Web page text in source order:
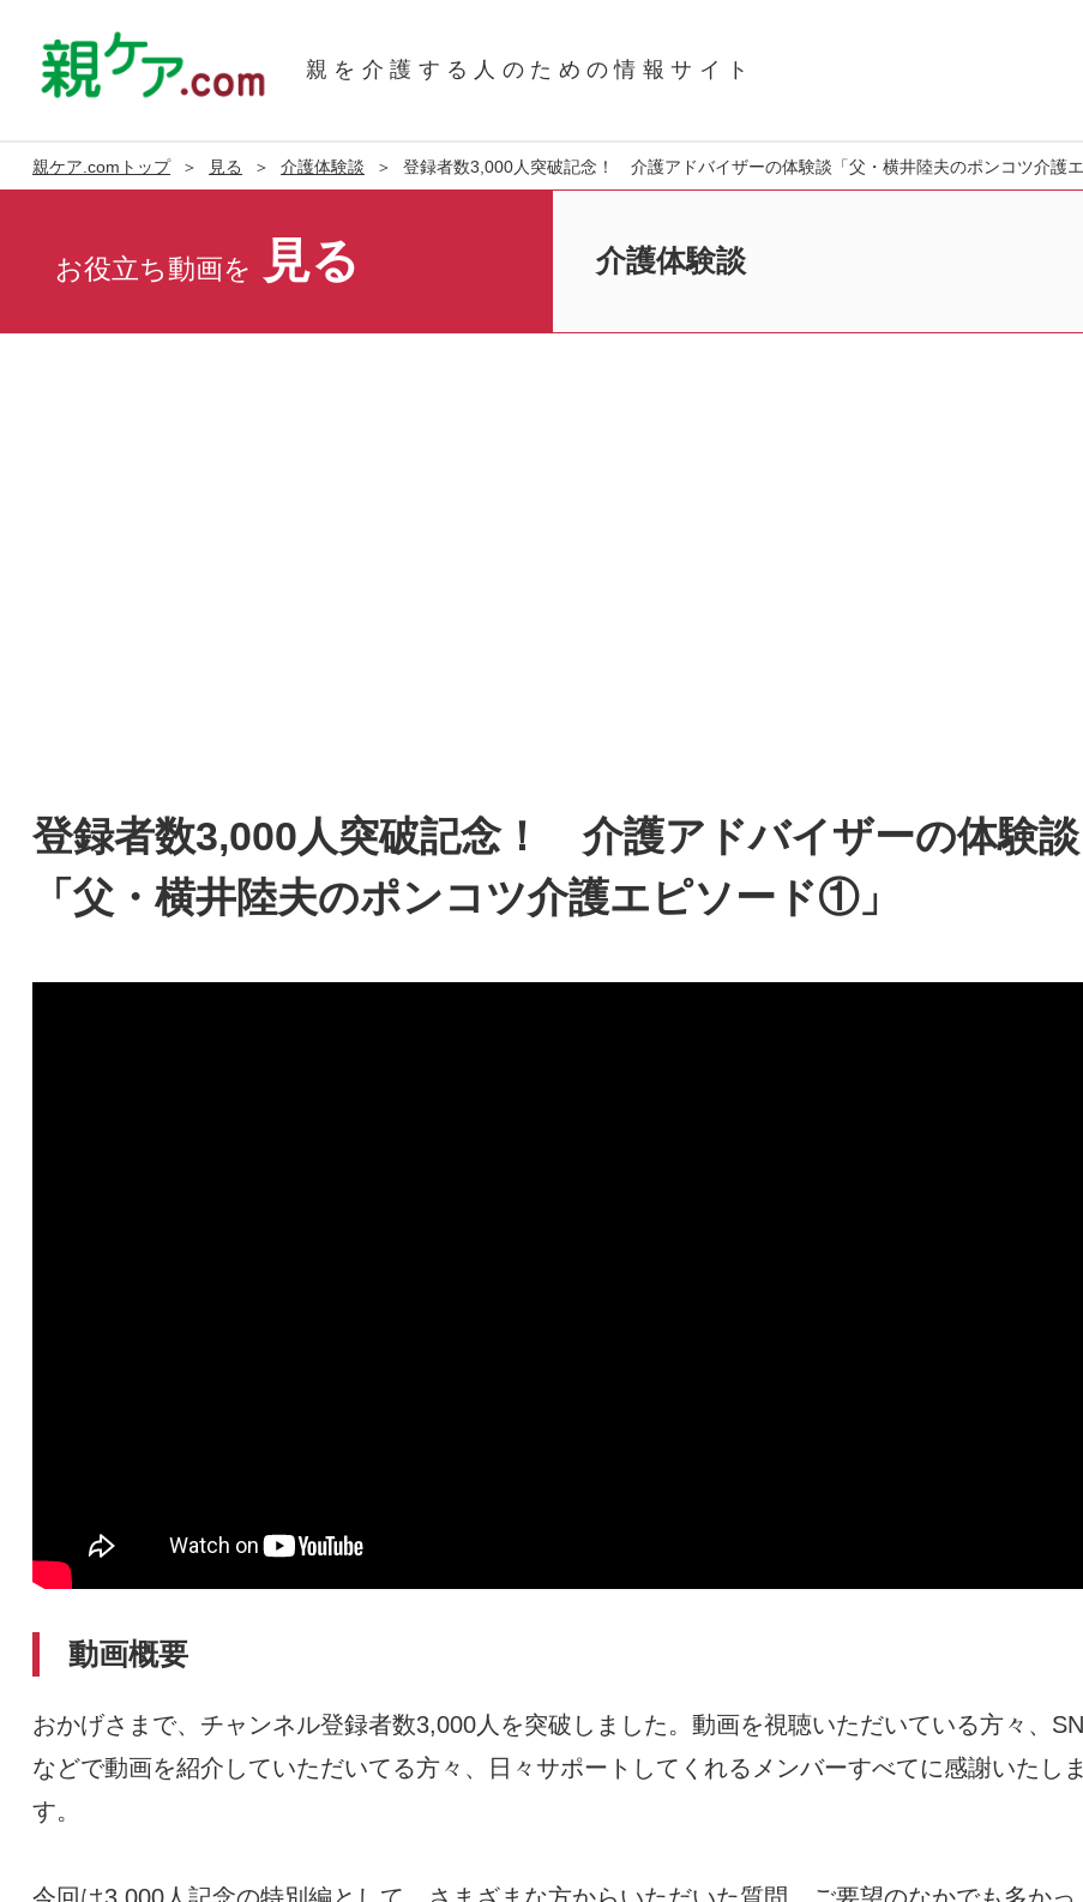
親を介護する人のための情報サイト
親ケア.comトップ 見る 介護体験談 登録者数3,000人突破記念！ 介護アドバイザーの体験談「父・横井陸夫のポンコツ介護
お役立ち動画を 見る 介護体験談
登録者数3,000人突破記念！ 介護アドバイザーの体験談
「父・横井陸夫のポンコツ介護エピソード①」
動画概要
おかげさまで、チャンネル登録者数3,000人を突破しました。動画を視聴いただいている方々、
などで動画を紹介していただいてる方々、日々サポートしてくれるメンバーすべてに感謝いたしま
す。